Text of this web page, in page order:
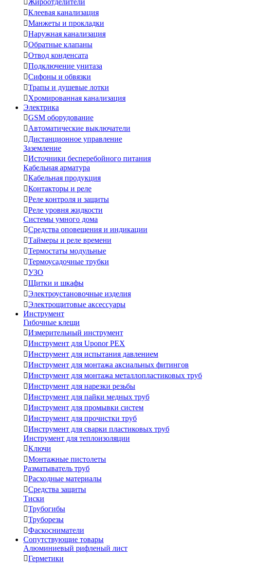
Жироотделители
Клеевая канализация
Манжеты и прокладки
Наружная канализация
Обратные клапаны
Отвод конденсата
Подключение унитаза
Сифоны и обвязки
Трапы и душевые лотки
Хромированная канализация
Электрика
GSM оборудование
Автоматические выключатели
Дистанционное управление
Заземление
Источники бесперебойного питания
Кабельная арматура
Кабельная продукция
Контакторы и реле
Реле контроля и защиты
Реле уровня жидкости
Системы умного дома
Средства оповещения и индикации
Таймеры и реле времени
Термостаты модульные
Термоусадочные трубки
УЗО
Щитки и шкафы
Электроустановочные изделия
Электрощитовые аксессуары
Инструмент
Гибочные клещи
Измерительный инструмент
Инструмент для Uponor PEX
Инструмент для испытания давлением
Инструмент для монтажа аксиальных фитингов
Инструмент для монтажа металлопластиковых труб
Инструмент для нарезки резьбы
Инструмент для пайки медных труб
Инструмент для промывки систем
Инструмент для прочистки труб
Инструмент для сварки пластиковых труб
Инструмент для теплоизоляции
Ключи
Монтажные пистолеты
Разматыватель труб
Расходные материалы
Средства защиты
Тиски
Трубогибы
Труборезы
Фаскосниматели
Сопутствующие товары
Алюминиевый рифленый лист
Герметики